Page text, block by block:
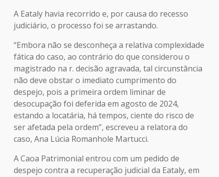
A Eataly havia recorrido e, por causa do recesso
judiciário, o processo foi se arrastando.
“Embora não se desconheça a relativa complexidade
fática do caso, ao contrário do que considerou o
magistrado na r. decisão agravada, tal circunstância
não deve obstar o imediato cumprimento do
despejo, pois a primeira ordem liminar de
desocupação foi deferida em agosto de 2024,
estando a locatária, há tempos, ciente do risco de
ser afetada pela ordem”, escreveu a relatora do
caso, Ana Lúcia Romanhole Martucci.
A Caoa Patrimonial entrou com um pedido de
despejo contra a recuperação judicial da Eataly, em